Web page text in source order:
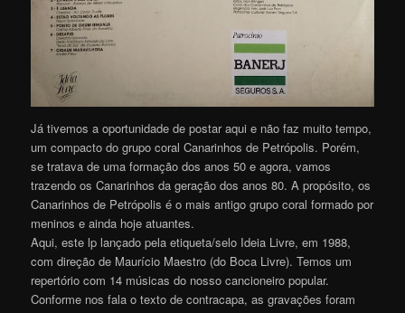
Já tivemos a oportunidade de postar aqui e não faz muito tempo,
um compacto do grupo coral Canarinhos de Petrópolis. Porém,
se tratava de uma formação dos anos 50 e agora, vamos
trazendo os Canarinhos da geração dos anos 80. A propósito, os
Canarinhos de Petrópolis é o mais antigo grupo coral formado por
meninos e ainda hoje atuantes.
Aqui, este lp lançado pela etiqueta/selo Ideia Livre, em 1988,
com direção de Maurício Maestro (do Boca Livre). Temos um
repertório com 14 músicas do nosso cancioneiro popular.
Conforme nos fala o texto de contracapa, as gravações foram